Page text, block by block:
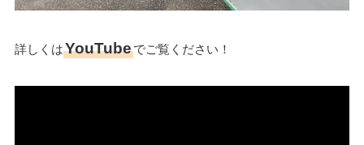
詳しくはYouTubeでご覧ください！